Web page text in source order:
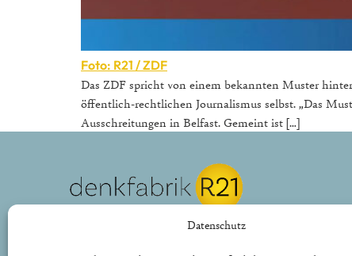
Datenschutz
Foto: R21 / ZDF
Das ZDF spricht von einem bekannten Muster
öffentlich-rechtlichen Journalismus selbst. „Das
Ausschreitungen in Belfast. Gemeint ist […]